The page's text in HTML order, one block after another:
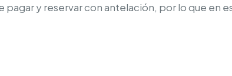
pagar y reservar con antelación, por lo que en